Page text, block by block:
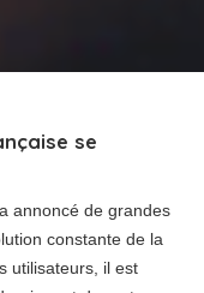
se
a annoncé de grandes
constante de la
utilisateurs, il est